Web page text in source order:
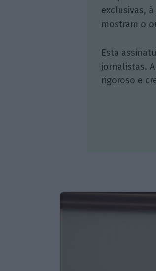
exclusivas,
mostram o
Esta
jornalistas.
rigoroso e